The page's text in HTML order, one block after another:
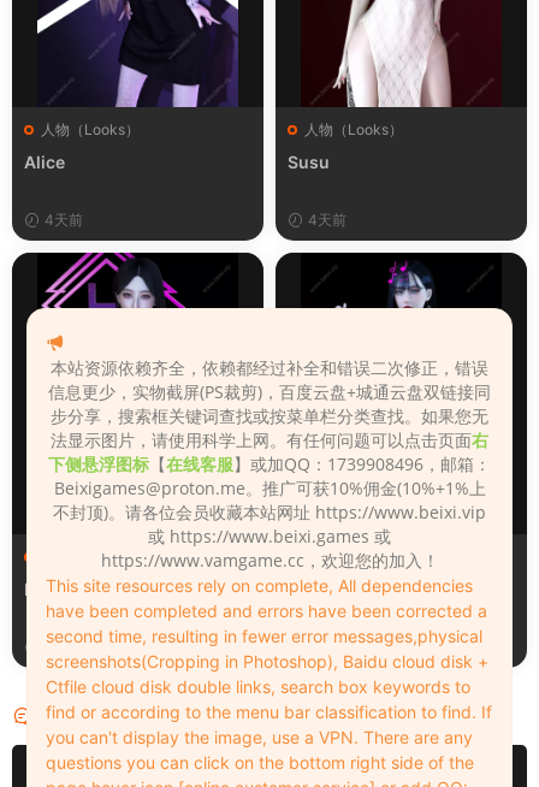
人物（Looks）
Alice
4天前
人物（Looks）
Susu
4天前
人物（Looks）
Bingzi1_0_2
4天前
人物（Looks）
Monica_2_2_2
4天前
评论 0
请先登录
本站资源依赖齐全，依赖都经过补全和错误二次修正，错误
信息更少，实物截屏(PS裁剪)，百度云盘+城通云盘双链接同
步分享，搜索框关键词查找或按菜单栏分类查找。如果您无
法显示图片，请使用科学上网。有任何问题可以点击页面右
下侧悬浮图标 【在线客服】或加QQ：1739908496，邮箱：
Beixigames@proton.me。推广可获10%佣金(10%+1%上
不封顶)。请各位会员收藏本站网址 https://www.beixi.vip
或 https://www.beixi.games 或
https://www.vamgame.cc，欢迎您的加入！
This site resources rely on complete, All dependencies
have been completed and errors have been corrected a
second time, resulting in fewer error messages,physical
screenshots(Cropping in Photoshop), Baidu cloud disk +
Ctfile cloud disk double links, search box keywords to
find or according to the menu bar classification to find. If
you can't display the image, use a VPN. There are any
questions you can click on the bottom right side of the